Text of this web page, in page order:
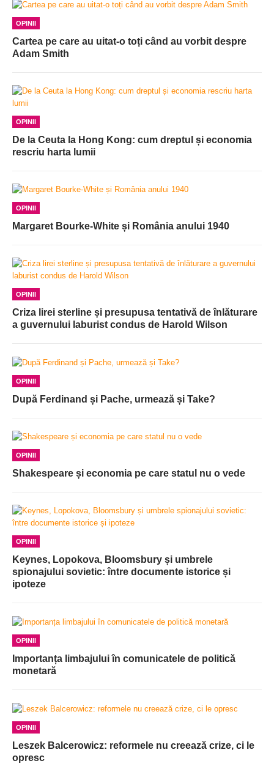
OPINII
Cartea pe care au uitat-o toți când au vorbit despre
Adam Smith
OPINII
De la Ceuta la Hong Kong: cum dreptul și economia
rescriu harta lumii
OPINII
Margaret Bourke-White și România anului 1940
OPINII
Criza lirei sterline și presupusa tentativă de înlăturare
a guvernului laburist condus de Harold Wilson
OPINII
După Ferdinand și Pache, urmează și Take?
OPINII
Shakespeare și economia pe care statul nu o vede
OPINII
Keynes, Lopokova, Bloomsbury și umbrele
spionajului sovietic: între documente istorice și
ipoteze
OPINII
Importanța limbajului în comunicatele de politică
monetară
OPINII
Leszek Balcerowicz: reformele nu creează crize, ci le
opresc